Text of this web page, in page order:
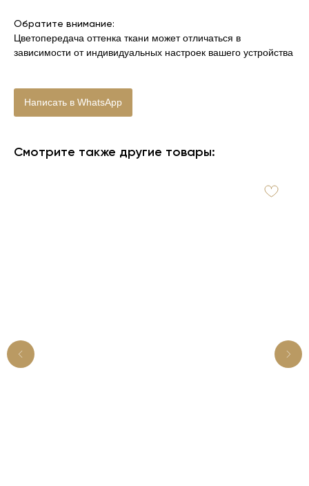
Обратите внимание:
Цветопередача оттенка ткани может отличаться в
зависимости от индивидуальных настроек вашего устройства
Написать в WhatsApp
Смотрите также другие товары: